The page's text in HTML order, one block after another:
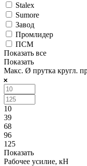
Stalex
Sumore
Завод
Промлидер
ПСМ
Показать все
Показать
Макс. Ø прутка кругл.
10
39
68
96
125
Показать
Рабочее усилие, кН